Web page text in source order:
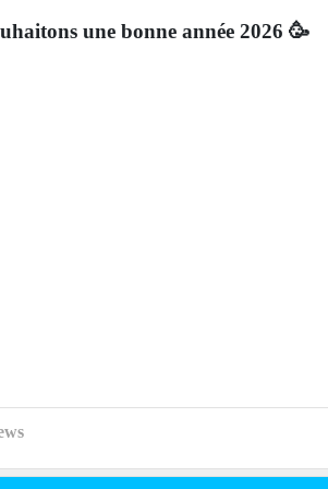
une bonne année 2026 🥳